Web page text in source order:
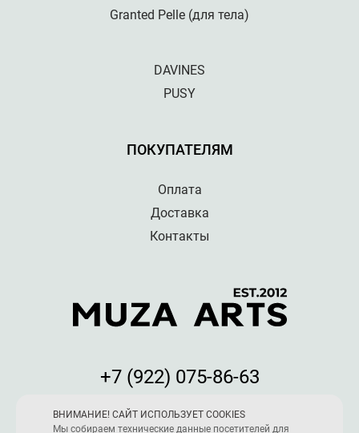
Granted Pelle (для тела)
DAVINES
PUSY
ПОКУПАТЕЛЯМ
Оплата
Доставка
Контакты
+7 (922) 075-86-63
Мы принимаем к оплате:
ВНИМАНИЕ! САЙТ ИСПОЛЬЗУЕТ COOKIES
Мы собираем технические данные посетителей для